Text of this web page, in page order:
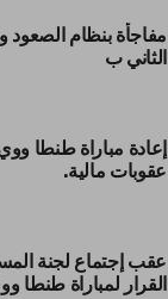
مفاجأة بنظام
الثاني ب
إعادة مباراة طنطا
عقوبات مالية.
عقب إجتماع لجنة
القرار لمباراة طنطا